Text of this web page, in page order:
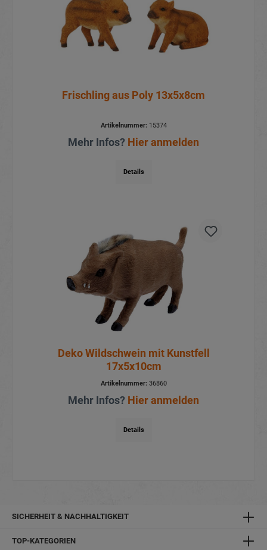
Frischling aus Poly 13x5x8cm
Artikelnummer:15374
Mehr Infos? Hier anmelden
Details
Deko Wildschwein mit Kunstfell
17x5x10cm
Artikelnummer:36860
Mehr Infos? Hier anmelden
Details
SICHERHEIT & NACHHALTIGKEIT
TOP-KATEGORIEN